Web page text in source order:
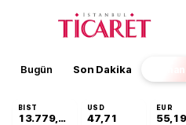
Bugün Son Dakika
BIST
13.779,39
USD
47,71
EUR
55,19